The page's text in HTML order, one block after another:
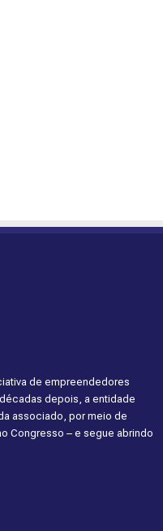
de empreendedores
depois, a entidade
associado, por meio de
Congresso – e segue abrindo